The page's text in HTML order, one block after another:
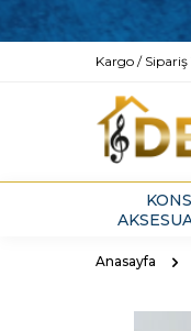
Kargo / Sipariş
Anasayfa